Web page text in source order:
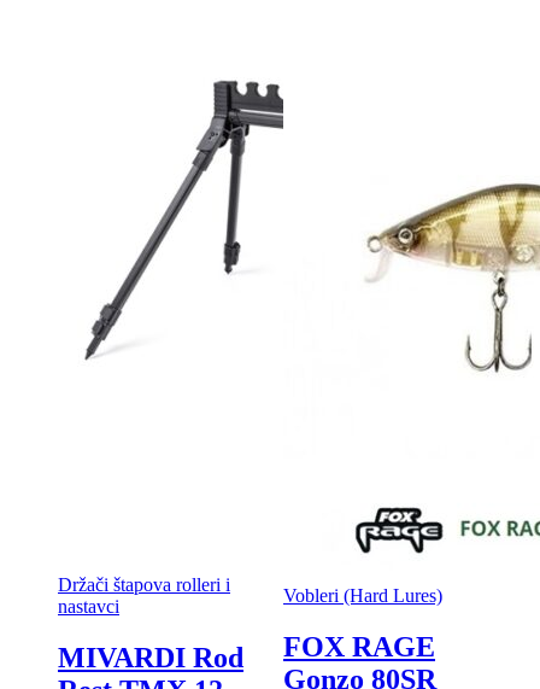
Držači štapova rolleri i
nastavci
MIVARDI Rod
Vobleri (Hard Lures)
FOX RAGE
Gonzo 80SR